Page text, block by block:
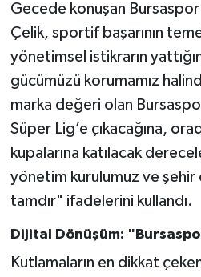
Gecede konuşan Bursaspor
Çelik, sportif başarının
yönetimsel istikrarın
gücümüzü korumamız
marka değeri olan
Süper Lig’e çıkacağına,
kupalarına katılacak
yönetim kurulumuz ve şehir
tamdır" ifadelerini kullandı.
Dijital Dönüşüm:
Kutlamaların en dikkat